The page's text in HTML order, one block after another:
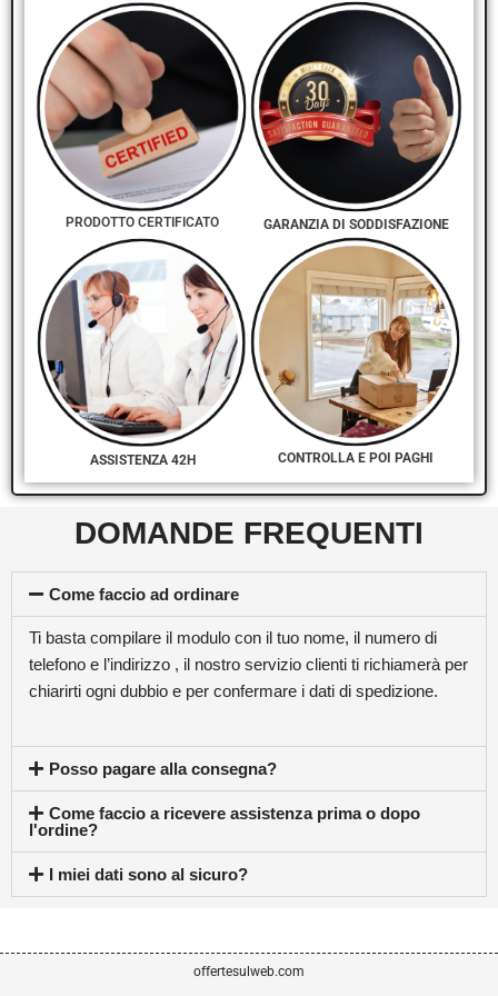
PRODOTTO CERTIFICATO GARANZIA DI SODDISFAZIONE
ASSISTENZA 42H CONTROLLA E POI PAGHI
DOMANDE FREQUENTI
Come faccio ad ordinare
Ti basta compilare il modulo con il tuo nome, il numero di
telefono e l’indirizzo , il nostro servizio clienti ti richiamerà per
chiarirti ogni dubbio e per confermare i dati di spedizione.
Posso pagare alla consegna?
Come faccio a ricevere assistenza prima o dopo
l'ordine?
I miei dati sono al sicuro?
offertesulweb.com